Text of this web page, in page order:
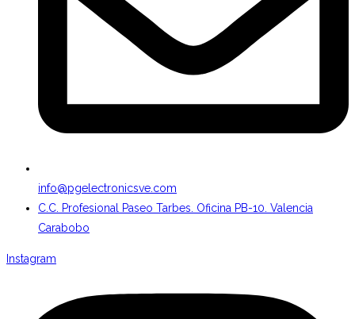
info@pgelectronicsve.com
C.C. Profesional Paseo Tarbes. Oficina PB-10. Valencia
Carabobo
Instagram